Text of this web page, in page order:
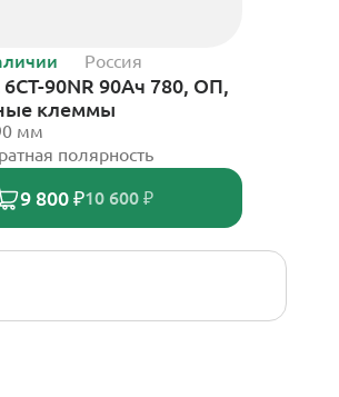
Россия
6СТ-90NR 90Ач 780, ОП,
клеммы
мм
полярность
9 800 ₽10 600 ₽